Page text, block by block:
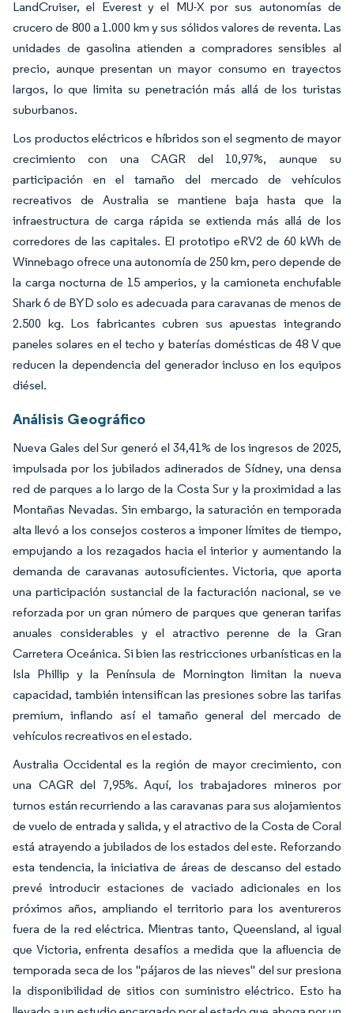
LandCruiser, el Everest y el MU-X por sus autonomías de
crucero de 800 a 1.000 km y sus sólidos valores de reventa. Las
unidades de gasolina atienden a compradores sensibles al
precio, aunque presentan un mayor consumo en trayectos
largos, lo que limita su penetración más allá de los turistas
suburbanos.
Los productos eléctricos e híbridos son el segmento de mayor
crecimiento con una CAGR del 10,97%, aunque su
participación en el tamaño del mercado de vehículos
recreativos de Australia se mantiene baja hasta que la
infraestructura de carga rápida se extienda más allá de los
corredores de las capitales. El prototipo eRV2 de 60 kWh de
Winnebago ofrece una autonomía de 250 km, pero depende de
la carga nocturna de 15 amperios, y la camioneta enchufable
Shark 6 de BYD solo es adecuada para caravanas de menos de
2.500 kg. Los fabricantes cubren sus apuestas integrando
paneles solares en el techo y baterías domésticas de 48 V que
reducen la dependencia del generador incluso en los equipos
diésel.
Análisis Geográfico
Nueva Gales del Sur generó el 34,41% de los ingresos de 2025,
impulsada por los jubilados adinerados de Sídney, una densa
red de parques a lo largo de la Costa Sur y la proximidad a las
Montañas Nevadas. Sin embargo, la saturación en temporada
alta llevó a los consejos costeros a imponer límites de tiempo,
empujando a los rezagados hacia el interior y aumentando la
demanda de caravanas autosuficientes. Victoria, que aporta
una participación sustancial de la facturación nacional, se ve
reforzada por un gran número de parques que generan tarifas
anuales considerables y el atractivo perenne de la Gran
Carretera Oceánica. Si bien las restricciones urbanísticas en la
Isla Phillip y la Península de Mornington limitan la nueva
capacidad, también intensifican las presiones sobre las tarifas
premium, inflando así el tamaño general del mercado de
vehículos recreativos en el estado.
Australia Occidental es la región de mayor crecimiento, con
una CAGR del 7,95%. Aquí, los trabajadores mineros por
turnos están recurriendo a las caravanas para sus alojamientos
de vuelo de entrada y salida, y el atractivo de la Costa de Coral
está atrayendo a jubilados de los estados del este. Reforzando
esta tendencia, la iniciativa de áreas de descanso del estado
prevé introducir estaciones de vaciado adicionales en los
próximos años, ampliando el territorio para los aventureros
fuera de la red eléctrica. Mientras tanto, Queensland, al igual
que Victoria, enfrenta desafíos a medida que la afluencia de
temporada seca de los "pájaros de las nieves" del sur presiona
la disponibilidad de sitios con suministro eléctrico. Esto ha